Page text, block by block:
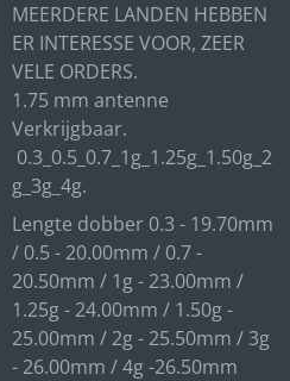
MEERDERE LANDEN HEBBEN
ER INTERESSE VOOR, ZEER
VELE ORDERS.
1.75 mm antenne
Verkrijgbaar.
0.3_0.5_0.7_1g_1.25g_1.50g_2
g_3g_4g.
Lengte dobber 0.3 - 19.70mm
/ 0.5 - 20.00mm / 0.7 -
20.50mm / 1g - 23.00mm /
1.25g - 24.00mm / 1.50g -
25.00mm / 2g - 25.50mm / 3g
- 26.00mm / 4g -26.50mm